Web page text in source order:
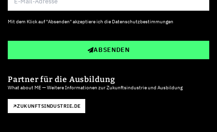
Mit dem Klick auf "Absenden" akzeptiere ich die Datenschutzbestimmungen
ABSENDEN
Partner für die Ausbildung
What about ME — Weitere Informationen zur Zukunftsindustrie und Ausbildung
ZUKUNFTSINDUSTRIE.DE